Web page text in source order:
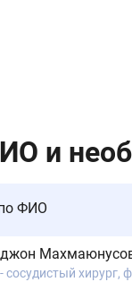
и
ФИО
сосудистый хирург,